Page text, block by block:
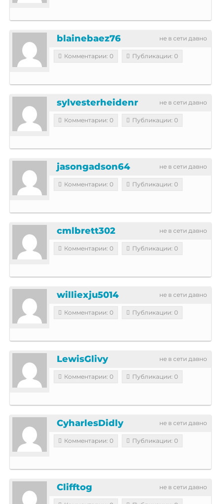
не в сети давно
blainebaez76
Комментарии: 0 Публикации: 0
не в сети давно
sylvesterheidenr
Комментарии: 0 Публикации: 0
не в сети давно
jasongadson64
Комментарии: 0 Публикации: 0
не в сети давно
cmlbrett302
Комментарии: 0 Публикации: 0
не в сети давно
williexju5014
Комментарии: 0 Публикации: 0
не в сети давно
LewisGlivy
Комментарии: 0 Публикации: 0
не в сети давно
CyharlesDidly
Комментарии: 0 Публикации: 0
не в сети давно
Clifftog